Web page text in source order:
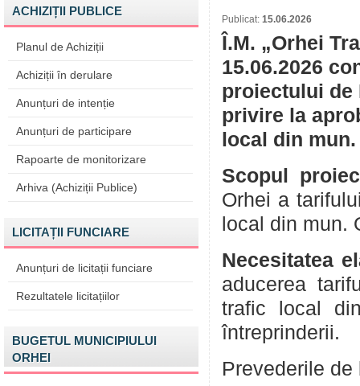
ACHIZIȚII PUBLICE
Planul de Achiziții
Achiziții în derulare
Anunțuri de intenție
Anunțuri de participare
Rapoarte de monitorizare
Arhiva (Achiziții Publice)
LICITAȚII FUNCIARE
Anunțuri de licitații funciare
Rezultatele licitațiilor
BUGETUL MUNICIPIULUI
ORHEI
Publicat: 15.06.2026
Î.M. „Orhei
15.06.2026
proiectului de
privire la
local din
Scopul
Orhei a
local din mun.
Necesitatea
aducerea
trafic local
întreprinderii.
Prevederile